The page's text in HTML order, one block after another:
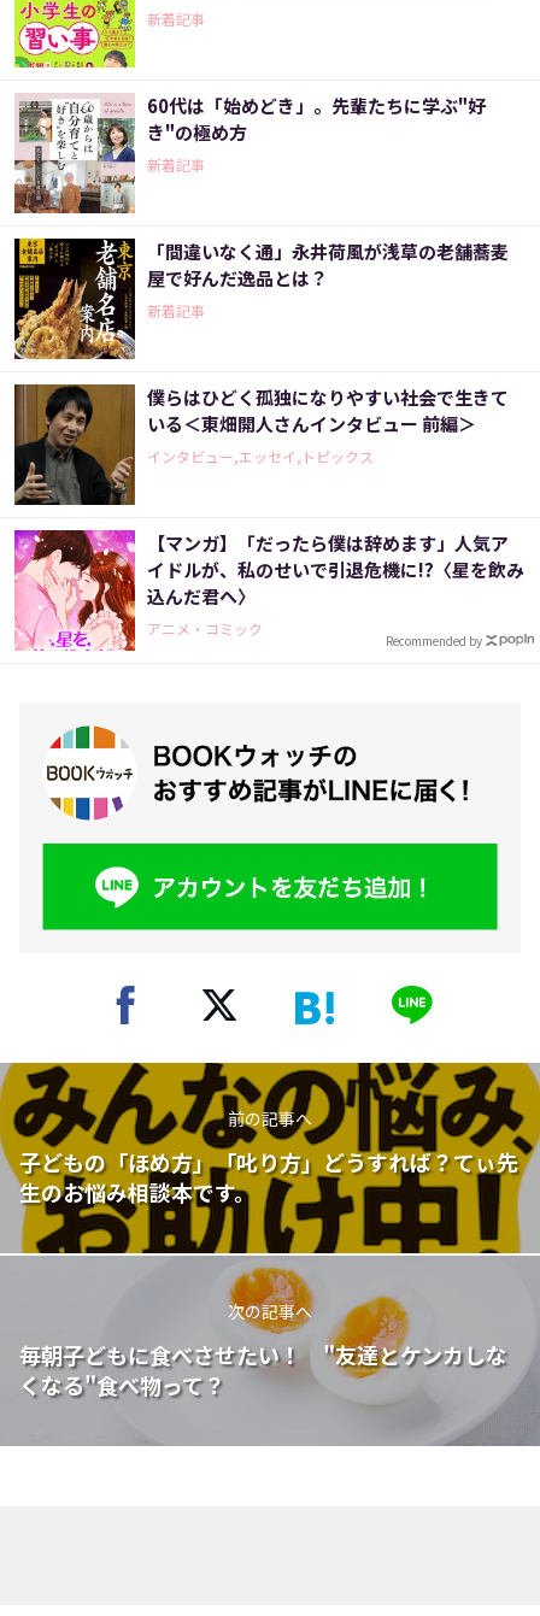
新着記事
60代は「始めどき」。先輩たちに学ぶ"好
き"の極め方
新着記事
「間違いなく通」永井荷風が浅草の老舗蕎麦
屋で好んだ逸品とは？
新着記事
僕らはひどく孤独になりやすい社会で生きて
いる＜東畑開人さんインタビュー 前編＞
インタビュー,エッセイ,トピックス
【マンガ】「だったら僕は辞めます」人気ア
イドルが、私のせいで引退危機に!?〈星を飲み
込んだ君へ〉
アニメ・コミック
Recommended by
前の記事へ
子どもの「ほめ方」「叱り方」どうすれば？てぃ先
生のお悩み相談本です。
次の記事へ
毎朝子どもに食べさせたい！ "友達とケンカしな
くなる"食べ物って？